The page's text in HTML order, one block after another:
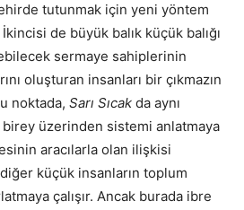
tutunmak için yeni yöntem
de büyük balık küçük balığı
sermaye sahiplerinin
oluşturan insanları bir çıkmazın
noktada, Sarı Sıcak da aynı
birey üzerinden sistemi anlatmaya
aracılarla olan ilişkisi
küçük insanların toplum
çalışır. Ancak burada ibre